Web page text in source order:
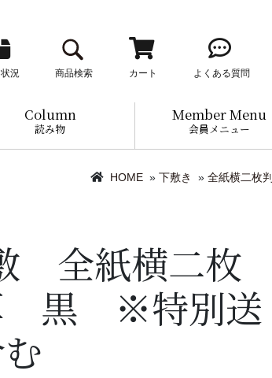
況 商品検索 カート よくある質問
Column
読み物
Member Menu
会員メニュー
HOME » 下敷き » 全紙横二枚判
全紙横二枚
黒 ※特別送